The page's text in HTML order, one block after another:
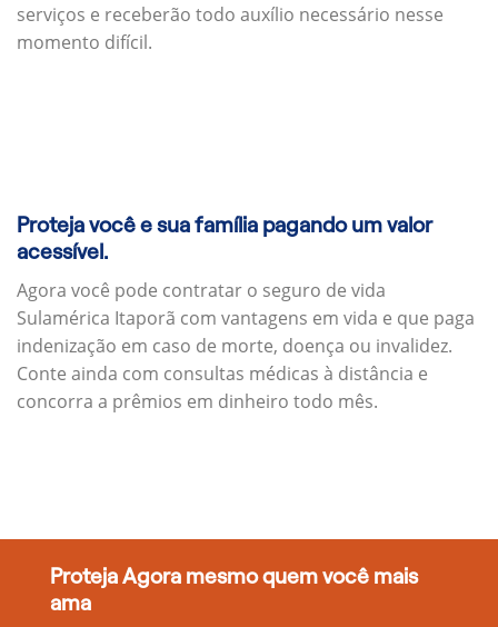
serviços e receberão todo auxílio necessário nesse
momento difícil.
Proteja você e sua família pagando um valor
acessível.
Agora você pode contratar o seguro de vida
Sulamérica Itaporã com vantagens em vida e que paga
indenização em caso de morte, doença ou invalidez.
Conte ainda com consultas médicas à distância e
concorra a prêmios em dinheiro todo mês.
Proteja Agora mesmo quem você mais
ama